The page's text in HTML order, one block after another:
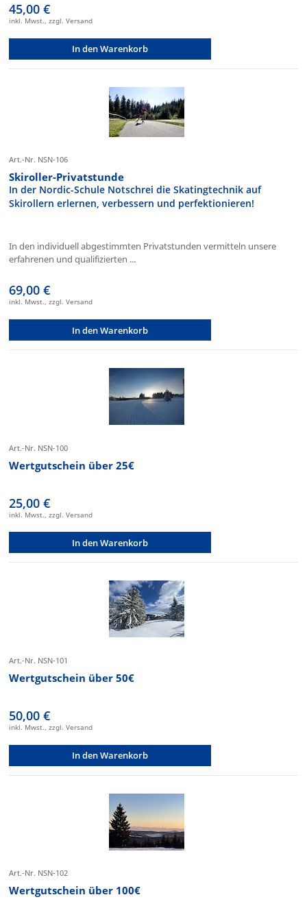
45,00 €
inkl. Mwst., zzgl. Versand
In den Warenkorb
Art.-Nr. NSN-106
Skiroller-Privatstunde
In der Nordic-Schule Notschrei die Skatingtechnik auf
Skirollern erlernen, verbessern und perfektionieren!
In den individuell abgestimmten Privatstunden vermitteln unsere
erfahrenen und qualifizierten ...
69,00 €
inkl. Mwst., zzgl. Versand
In den Warenkorb
Art.-Nr. NSN-100
Wertgutschein über 25€
25,00 €
inkl. Mwst., zzgl. Versand
In den Warenkorb
Art.-Nr. NSN-101
Wertgutschein über 50€
50,00 €
inkl. Mwst., zzgl. Versand
In den Warenkorb
Art.-Nr. NSN-102
Wertgutschein über 100€